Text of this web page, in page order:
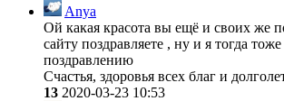
Anya
Ой какая красота вы ещё и своих же
сайту поздравляете , ну и я тогда
поздравлению
Счастья, здоровья всех благ и
13 2020-03-23 10:53